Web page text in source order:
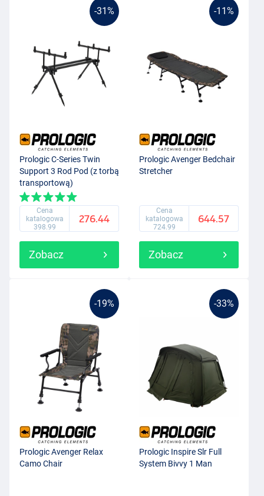
-31%
Prologic C-Series Twin
Support 3 Rod Pod (z torbą
transportową)
Cena
katalogowa
398.99
276.44
Zobacz
-11%
Prologic Avenger Bedchair
Stretcher
Cena
katalogowa
724.99
644.57
Zobacz
-19%
Prologic Avenger Relax
Camo Chair
-33%
Prologic Inspire Slr Full
System Bivvy 1 Man